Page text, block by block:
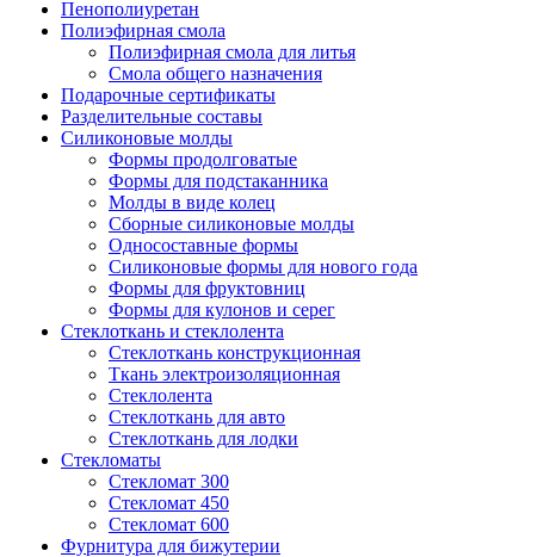
Пенополиуретан
Полиэфирная смола
Полиэфирная смола для литья
Смола общего назначения
Подарочные сертификаты
Разделительные составы
Силиконовые молды
Формы продолговатые
Формы для подстаканника
Молды в виде колец
Сборные силиконовые молды
Односоставные формы
Силиконовые формы для нового года
Формы для фруктовниц
Формы для кулонов и серег
Стеклоткань и стеклолента
Стеклоткань конструкционная
Ткань электроизоляционная
Стеклолента
Стеклоткань для авто
Стеклоткань для лодки
Стекломаты
Стекломат 300
Стекломат 450
Стекломат 600
Фурнитура для бижутерии